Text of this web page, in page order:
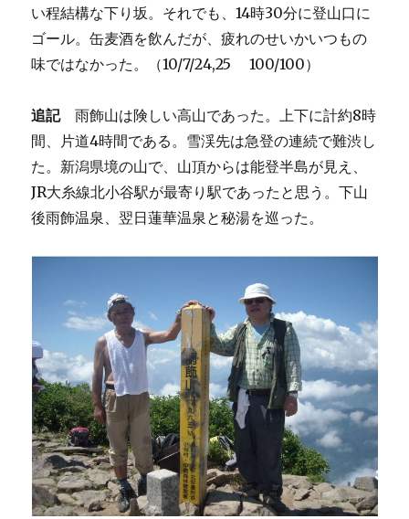
い程結構な下り坂。それでも、14時30分に登山口に
ゴール。缶麦酒を飲んだが、疲れのせいかいつもの
味ではなかった。（10/7/24,25 100/100）
追記雨飾山は険しい高山であった。上下に計約8時
間、片道4時間である。雪渓先は急登の連続で難渋し
た。新潟県境の山で、山頂からは能登半島が見え、
JR大糸線北小谷駅が最寄り駅であったと思う。下山
後雨飾温泉、翌日蓮華温泉と秘湯を巡った。